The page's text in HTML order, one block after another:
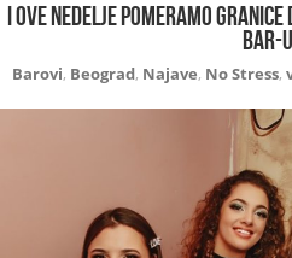
I ove nedelje pomeramo
bar-
Barovi, Beograd, Najave, No Stress,